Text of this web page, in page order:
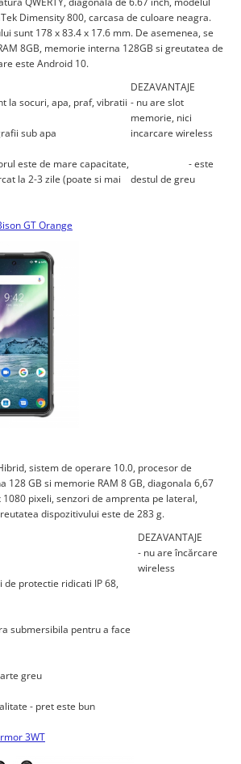
Dimensity 800, carcasa de culoare neagra.
sunt 178 x 83.4 x 17.6 mm. De asemenea, se
8GB, memorie interna 128GB si greutatea de
este Android 10.
DEZAVANTAJE
la socuri, apa, praf, vibratii
sub apa
la 2-3 zile (poate si mai
- nu are slot
memorie, nici
incarcare wireless
destul de greu
GT Orange
sistem de operare 10.0, procesor de
128 GB si memorie RAM 8 GB, diagonala 6,67
pixeli, senzori de amprenta pe lateral,
dispozitivului este de 283 g.
DEZAVANTAJE
greu
calitate - pret este bun
- nu are încărcare
wireless
3WT